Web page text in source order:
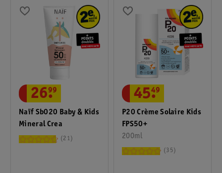
Naïf Sb020 Baby & Kids
Mineral Crea
26.
99
21
P20 Crème Solaire Kids
FPS50+
200ml
45.
49
35